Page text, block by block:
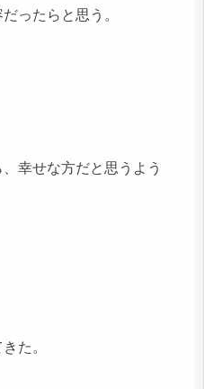
ったらと思う。
幸せな方だと思うよう
た。